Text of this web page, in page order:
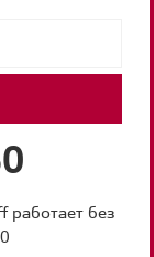
работает без